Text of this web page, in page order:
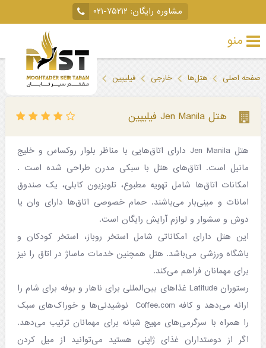
مشاوره رایگان: ۰۲۱-۷۵۲۱۲
منو
تور
لحظه
آخری
جاذبه‌های
گردشگری
صفحه اصلی هتل‌ها خارجی فیلیپین هتل Jen Manila فیلیپین
هتل Jen Manila فیلیپین
هتل Jen Manila دارای اتاق‌هایی با مناظر بلوار روکساس و خلیج
مانیل است. اتاق‌های هتل با سبکی مدرن طراحی شده است .
امکانات اتاق‌ها شامل تهویه مطبوع، تلویزیون کابلی، یک صندوق‌
امانات و مینی‌بار می‌باشند. حمام خصوصی اتاق‌ها دارای وان یا
دوش و سشوار و لوازم آرایش رایگان است.
این هتل دارای امکاناتی شامل استخر روباز، استخر کودکان و
باشگاه ورزشی می‌باشد. هتل همچنین خدمات ماساژ در اتاق را نیز
برای مهمانان فراهم می‌کند.
رستوران Latitude غذاهای بین‌المللی برای ناهار و بوفه برای شام را
ارائه می‌دهد و کافه Coffee.com نوشیدنی‌ها و خوراک‌های سبک
را همراه با سرگرمی‌های مهیج شبانه برای مهمانان ترتیب می‌دهد.
اگر از دوستداران غذای ژاپنی هستید می‌توانید از میل کردن